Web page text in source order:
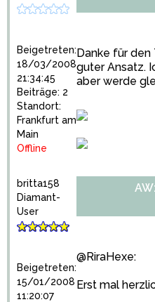
Beigetreten:
18/03/2008
21:34:45
Beiträge: 2
Standort:
Frankfurt am
Main
Offline
Danke für den
guter Ansatz.
aber werde
britta158
Diamant-
User
Beigetreten:
15/01/2008
11:20:07
@RiraHexe:
Erst mal